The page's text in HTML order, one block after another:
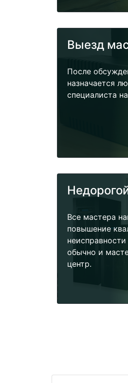
Выезд
После
назначается
специалиста
Все мастера
повышение
обычно и
центр.